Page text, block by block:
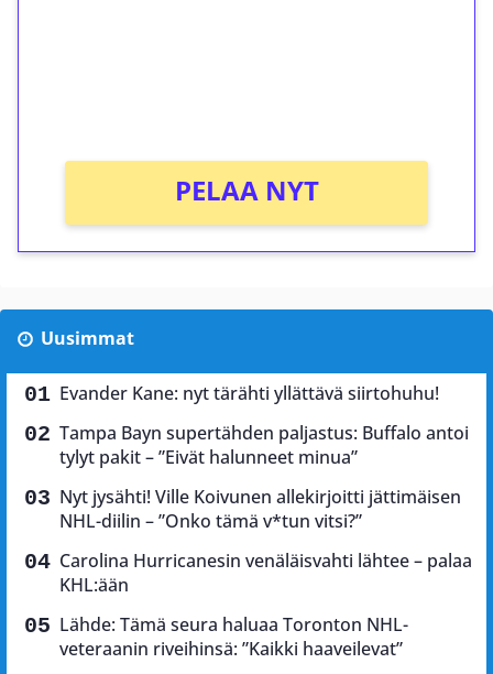
PELAA NYT
Uusimmat
Evander Kane: nyt tärähti yllättävä siirtohuhu!
Tampa Bayn supertähden paljastus: Buffalo antoi
tylyt pakit – ”Eivät halunneet minua”
Nyt jysähti! Ville Koivunen allekirjoitti jättimäisen
NHL-diilin – ”Onko tämä v*tun vitsi?”
Carolina Hurricanesin venäläisvahti lähtee – palaa
KHL:ään
Lähde: Tämä seura haluaa Toronton NHL-
veteraanin riveihinsä: ”Kaikki haaveilevat”